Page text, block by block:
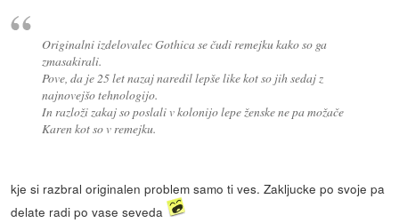
Originalni izdelovalec Gothica se čudi remejku kako so ga
zmasakirali.
Pove, da je 25 let nazaj naredil lepše like kot so jih sedaj z
najnovejšo tehnologijo.
In razloži zakaj so poslali v kolonijo lepe ženske ne pa možače
Karen kot so v remejku.
kje si razbral originalen problem samo ti ves. Zakljucke po svoje pa
delate radi po vase seveda